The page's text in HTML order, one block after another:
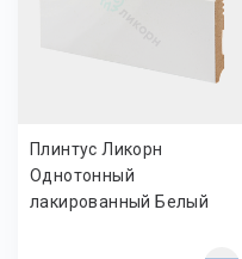
Плинтус Ликорн
Однотонный
лакированный Белый